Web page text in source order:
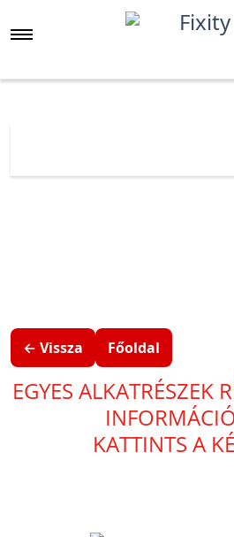
← Vissza Főoldal
EGYES ALKATRÉSZEK
KATTINTS A